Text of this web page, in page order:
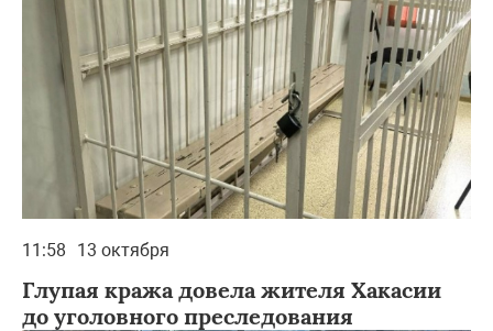
11:58 13 октября
Глупая кража довела жителя Хакасии
до уголовного преследования